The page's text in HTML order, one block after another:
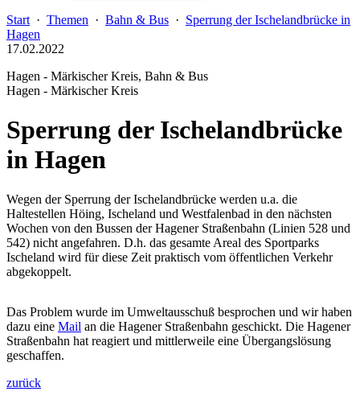
Start · Themen · Bahn & Bus · Sperrung der Ischelandbrücke in
Hagen
17.02.2022
Hagen - Märkischer Kreis, Bahn & Bus
Hagen - Märkischer Kreis
Sperrung der Ischelandbrücke
in Hagen
Wegen der Sperrung der Ischelandbrücke werden u.a. die
Haltestellen Höing, Ischeland und Westfalenbad in den nächsten
Wochen von den Bussen der Hagener Straßenbahn (Linien 528 und
542) nicht angefahren. D.h. das gesamte Areal des Sportparks
Ischeland wird für diese Zeit praktisch vom öffentlichen Verkehr
abgekoppelt.
Das Problem wurde im Umweltausschuß besprochen und wir haben
dazu eine Mail an die Hagener Straßenbahn geschickt. Die Hagener
Straßenbahn hat reagiert und mittlerweile eine Übergangslösung
geschaffen.
zurück